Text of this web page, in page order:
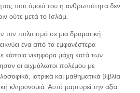
που όμοιό του η ανθρωπότητα δεν
ούτε μετά το Ισλάμ.
πολιτισμό σε μια δραματική
ένα από τα εμφανέστερα
κάποια νικηφόρα μάχη κατά των
οι αιχμάλωτοι πολέμου με
ιατρικά και μαθηματικά βιβλία
κληρονομιά. Αυτό μαρτυρεί την αξία